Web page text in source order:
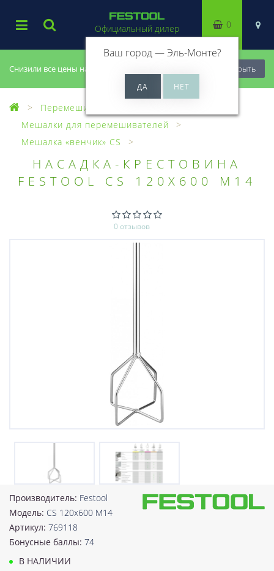
Снизили все цены на 20%, успей купить! Закрыть
Официальный дилер
Ваш город —Эль-Монте?
0
Перемешиватели
Мешалки для перемешивателей
Мешалка «венчик» CS
НАСАДКА-КРЕСТОВИНА
FESTOOL CS 120X600 M14
0 отзывов
Производитель: Festool
Модель: CS 120x600 M14
Артикул: 769118
Бонусные баллы: 74
В НАЛИЧИИ